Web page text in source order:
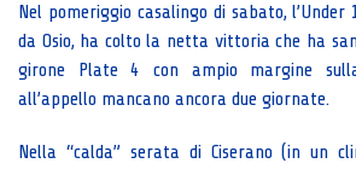
Nel pomeriggio casalingo di sabato,
da Osio, ha colto la netta vittoria che ha
girone Plate 4 con ampio margine
all’appello mancano ancora due giornate.
Nella “calda” serata di Ciserano (in un